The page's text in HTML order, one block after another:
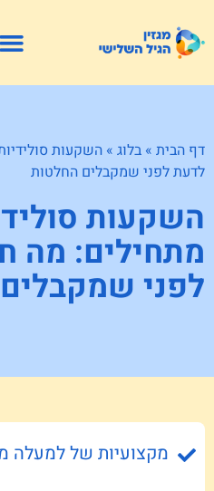
דף הבית » בלוג » השקעות
לדעת לפני שמקבלים החלטות
השקעות
מתחילים: מה
לפני
מקצועיות של למעלה מ- 15